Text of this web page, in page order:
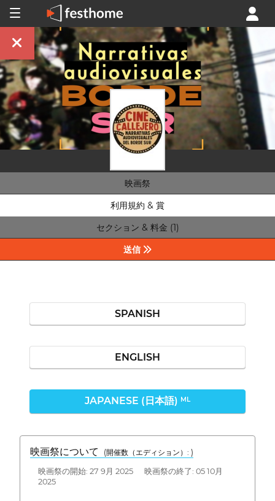
映画祭
利用規約 & 賞
セクション & 料金 (1)
送信
SPANISH
ENGLISH
JAPANESE (日本語) ML
映画祭について (開催数（エディション）: )
映画祭の開始: 27 9月 2025 映画祭の終了: 05 10月
2025